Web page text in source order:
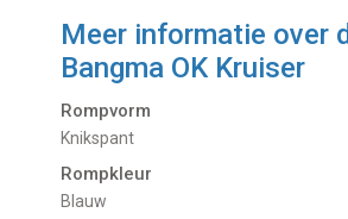
Meer informatie over
Bangma OK Kruiser
Rompvorm
Knikspant
Rompkleur
Blauw